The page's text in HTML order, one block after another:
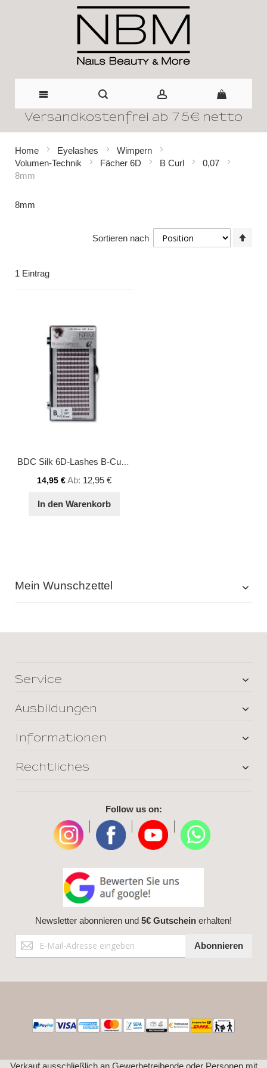
Direkt
Inhalt
Versandkostenfrei ab 75€ netto
Home Eyelashes
Wimpern
Volumen-Technik
Fächer 6D B Curl
0,07
8mm
8mm
1 Eintrag
Sortieren nach
BDC Silk 6D-Lashes B-Curl 0,07 8 mm
14,95 €Ab 12,95 €
In den Warenkorb
Mein Wunschzettel
Service
Ausbildungen
Informationen
Rechtliches
Follow us on:
Newsletter abonnieren und 5€ Gutschein erhalten!
Anmeldung
zum
Abonnieren